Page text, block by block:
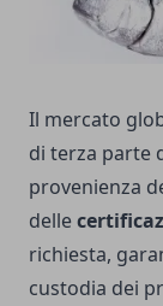
Il mercato
di terza parte
provenienza
delle
richiesta,
custodia dei